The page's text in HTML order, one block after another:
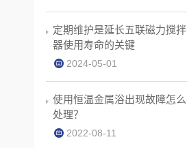
定期维护是延长五联磁力搅拌
器使用寿命的关键
2024-05-01
使用恒温金属浴出现故障怎么
处理？
2022-08-11